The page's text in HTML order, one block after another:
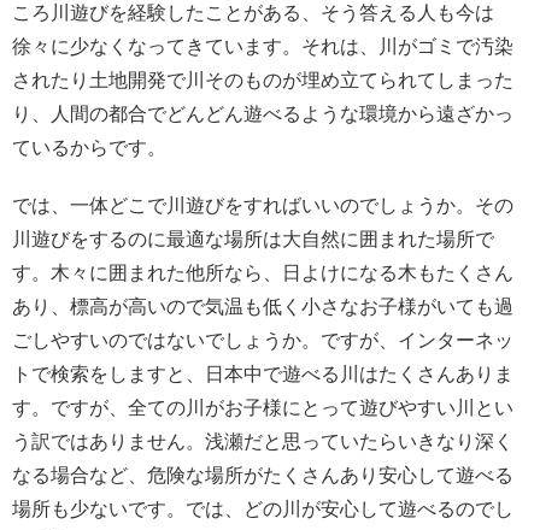
ころ川遊びを経験したことがある、そう答える人も今は
徐々に少なくなってきています。それは、川がゴミで汚染
されたり土地開発で川そのものが埋め立てられてしまった
り、人間の都合でどんどん遊べるような環境から遠ざかっ
ているからです。
では、一体どこで川遊びをすればいいのでしょうか。その
川遊びをするのに最適な場所は大自然に囲まれた場所で
す。木々に囲まれた他所なら、日よけになる木もたくさん
あり、標高が高いので気温も低く小さなお子様がいても過
ごしやすいのではないでしょうか。ですが、インターネッ
トで検索をしますと、日本中で遊べる川はたくさんありま
す。ですが、全ての川がお子様にとって遊びやすい川とい
う訳ではありません。浅瀬だと思っていたらいきなり深く
なる場合など、危険な場所がたくさんあり安心して遊べる
場所も少ないです。では、どの川が安心して遊べるのでし